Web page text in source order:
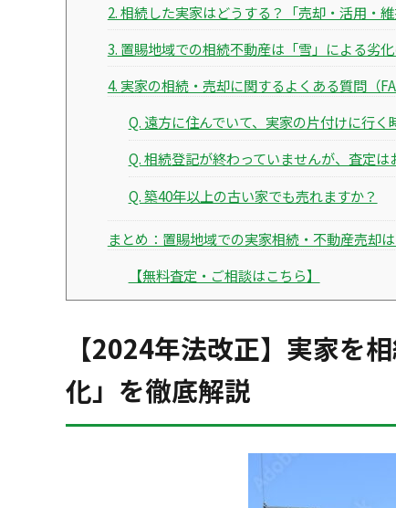
2. 相続した実家はどうする？「売却・活用・
3. 置賜地域での相続不動産は「雪」による劣
4. 実家の相続・売却に関するよくある質問（
Q. 遠方に住んでいて、実家の片付けに行く
Q. 相続登記が終わっていませんが、査定は
Q. 築40年以上の古い家でも売れますか？
まとめ：置賜地域での実家相続・不動産売却
【無料査定・ご相談はこちら】
【2024年法改正】実家を
化」を徹底解説